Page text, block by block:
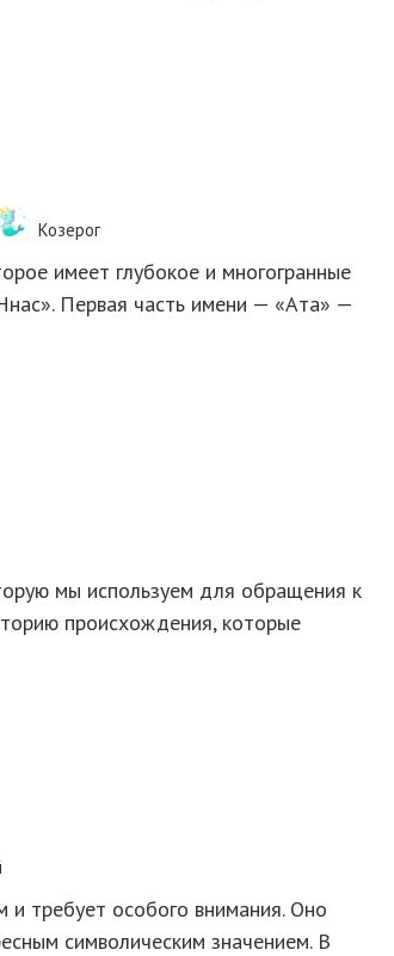
Козерог
имеет глубокое и многогранные
Первая часть имени — «Ата» —
мы используем для обращения к
происхождения, которые
требует особого внимания. Оно
символическим значением. В